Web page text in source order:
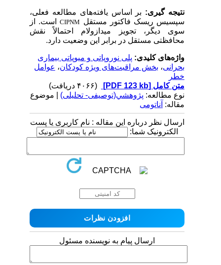
نتیجه گیری:بر اساس یافته‌های مطالعه فعلی،
سپسیس ریسک فاکتور مستقل CIPNMاست. از
سوی دیگر، تجویز میدازولام احتمالاً نقش
محافظتی مستقل در برابر این وضعیت دارد.
واژه‌های کلیدی:پلی نوروپاتی و میوپاتی بیماری
بحرانی،بخش مراقبت‌های ویژه کودکان،عوامل
خطر
متن کامل[PDF 123 kb]
نوع مطالعه:پژوهشي(توصیفی- تحلیلی) | موضوع
مقاله:آناتومی
ارسال نظر درباره این مقاله : نام کاربری یا پست
الکترونیک شما:
ارسال پیام به نویسنده مسئول